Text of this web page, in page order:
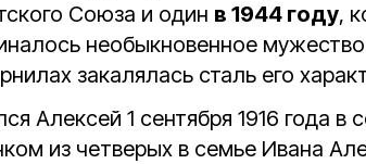
Союза и один в 1944 году,
необыкновенное
закалялась сталь его
Алексей 1 сентября 1916 года
из четверых в семье Ивана